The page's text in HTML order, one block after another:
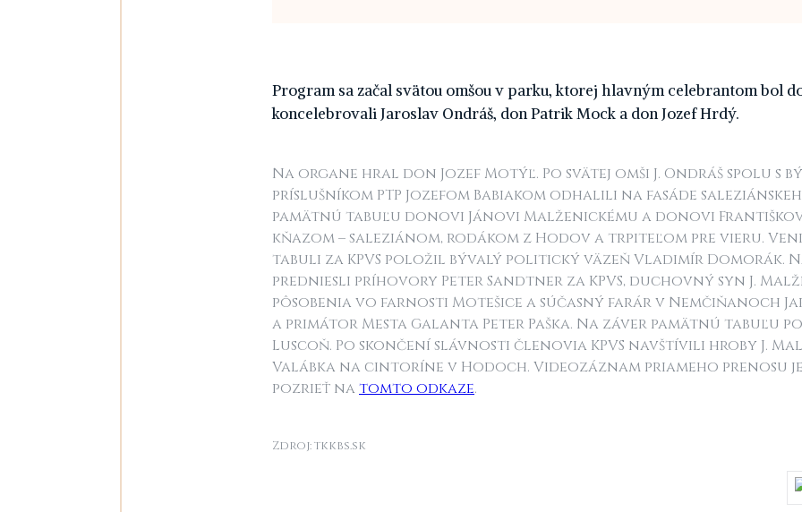
Program sa začal svätou omšou v parku, ktorej hlavným celebrantom bol
koncelebrovali Jaroslav Ondráš, don Patrik Mock a don Jozef Hrdý.
Na organe hral don Jozef Motýľ. Po svätej omši J. Ondráš spolu s
príslušníkom PTP Jozefom Babiakom odhalili na fasáde
pamätnú tabuľu donovi Jánovi Malženickému a donovi
kňazom – saleziánom, rodákom z Hodov a trpiteľom pre vieru.
tabuli za KPVS položil bývalý politický väzeň Vladimír Domorák.
predniesli príhovory Peter Sandtner za KPVS, duchovný syn J.
pôsobenia vo farnosti Motešice a súčasný farár v Nemčiňanoch
a primátor Mesta Galanta Peter Paška. Na záver pamätnú tabuľu
Luscoň. Po skončení slávnosti členovia KPVS navštívili hroby J.
Valábka na cintoríne v Hodoch. Videozáznam priameho prenosu
pozrieť na tomto odkaze.
Zdroj: tkkbs.sk